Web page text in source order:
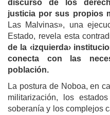
discurso de los
justicia por sus propios
Las Malvinas», una
Estado, revela esta
de la ‹izquierda›
conecta con las
población.
La postura de Noboa, en
militarización, los
soberanía y los complejos